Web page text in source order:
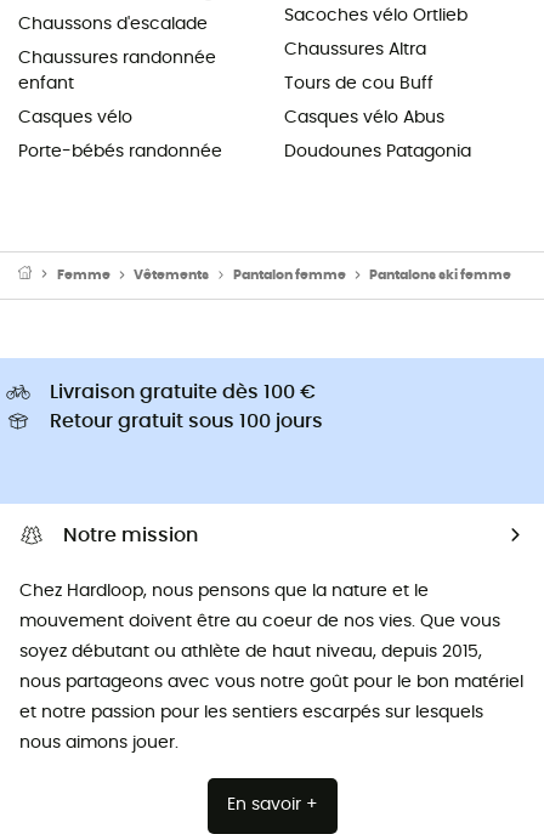
Chaussons d'escalade
Chaussures randonnée
enfant
Casques vélo
Porte-bébés randonnée
Sacoches vélo Ortlieb
Chaussures Altra
Tours de cou Buff
Casques vélo Abus
Doudounes Patagonia
Femme Vêtements Pantalon femme Pantalons ski femme
Livraison gratuite dès 100 €
Retour gratuit sous 100 jours
Notre mission
Chez Hardloop, nous pensons que la nature et le
mouvement doivent être au coeur de nos vies. Que vous
soyez débutant ou athlète de haut niveau, depuis 2015,
nous partageons avec vous notre goût pour le bon matériel
et notre passion pour les sentiers escarpés sur lesquels
nous aimons jouer.
En savoir +